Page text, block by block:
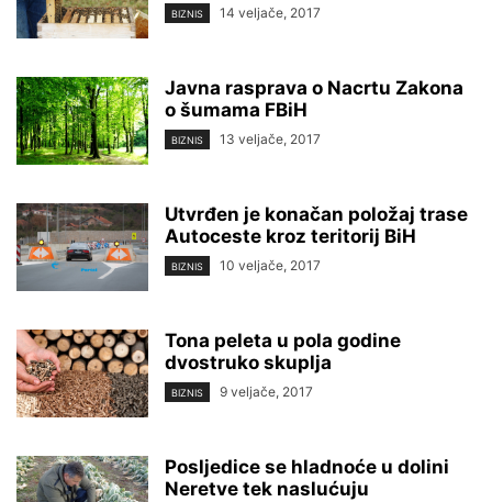
BIZNIS 14 veljače, 2017
Javna rasprava o Nacrtu Zakona
o šumama FBiH
BIZNIS 13 veljače, 2017
Utvrđen je konačan položaj trase
Autoceste kroz teritorij BiH
BIZNIS 10 veljače, 2017
Tona peleta u pola godine
dvostruko skuplja
BIZNIS 9 veljače, 2017
Posljedice se hladnoće u dolini
Neretve tek naslućuju